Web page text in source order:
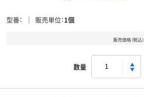
型番 販売単位 1個
販売価格（税込）
数量